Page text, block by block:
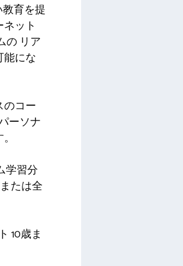
育を提
ット
の リア
にな
コー
ーソナ
学習分
たは全
10歳ま